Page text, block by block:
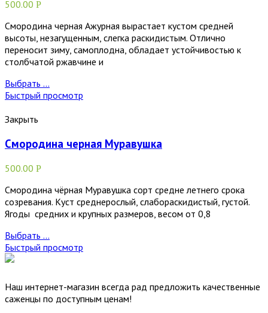
500.00 Р
Смородина черная Ажурная вырастает кустом средней
высоты, незагущенным, слегка раскидистым. Отлично
переносит зиму, самоплодна, обладает устойчивостью к
столбчатой ржавчине и
Выбрать ...
Быстрый просмотр
Закрыть
Смородина черная Муравушка
500.00 Р
Смородина чёрная Муравушка сорт средне летнего срока
созревания. Куст среднерослый, слабораскидистый, густой.
Ягоды средних и крупных размеров, весом от 0,8
Выбрать ...
Быстрый просмотр
Наш интернет-магазин всегда рад предложить качественные
саженцы по доступным ценам!